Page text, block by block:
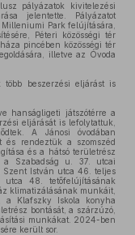
pályázatok kivitelezési
jelentette. Pályázatot
Park felújítására,
Péteri közösségi tér
pincében közösségi tér
illetve az Óvoda
több beszerzési eljárást is
hanságligeti játszótérre a
eljárását is lefolytattuk,
A Jánosi óvodában
és rendeztük a szomszéd
és a hátsó területrész
a Szabadság u. 37. utcai
Szent István utca 46. teljes
48. tetőfelújításának
klimatizálásának munkáit,
a Klafszky Iskola konyha
bontását, a szárzúzó,
munkákat. 2024-ben
került sor.